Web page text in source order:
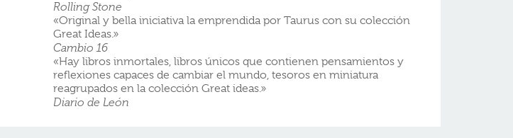
Rolling Stone
«Original y bella iniciativa la emprendida por Taurus con su colección
Great Ideas.»
Cambio 16
«Hay libros inmortales, libros únicos que contienen pensamientos y
reflexiones capaces de cambiar el mundo, tesoros en miniatura
reagrupados en la colección Great ideas.»
Diario de León